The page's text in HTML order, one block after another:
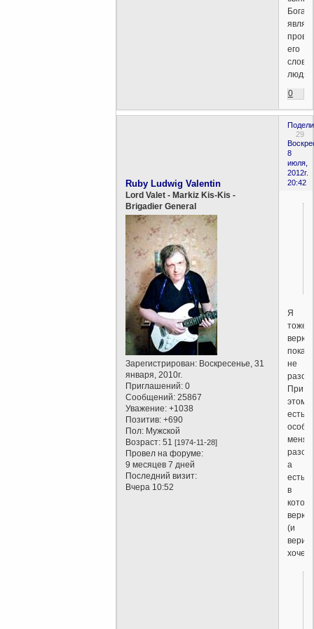
Бога
его
слова
0
29
8
июля,
2012г.
20:42
Ruby Ludwig Valentin
Lord Valet - Markiz Kis-Kis -
Brigadier General
Зарегистрирован: Воскресенье, 31
января, 2010г.
Приглашений: 0
Сообщений: 25867
Уважение: +1038
Позитив: +690
Пол: Мужской
Возраст: 51[1974-11-28]
Провел на форуме:
9 месяцев 7 дней
Последний визит:
Вчера 10:52
Я
тоже
верю,
пока
не
При
этом
есть
особы
меня
а
есть,
в
верю
(и
верить